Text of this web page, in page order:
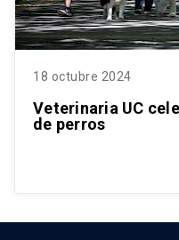
18 octubre 2024
Veterinaria UC
de perros